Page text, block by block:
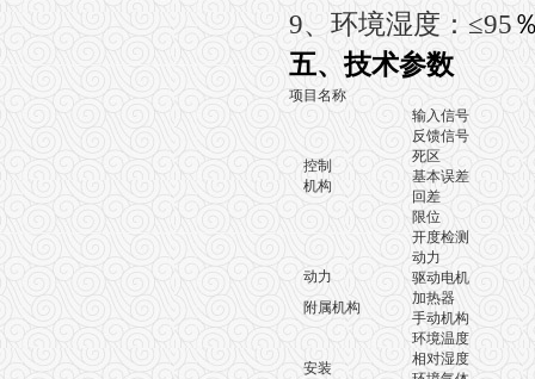
9、环境湿度：≤95
五、技术参数
项目名称
控制
机构
输入信号
反馈信号
死区
基本误差
回差
限位
开度检测
动力
动力
驱动电机
附属机构
加热器
手动机构
安装
环境温度
相对湿度